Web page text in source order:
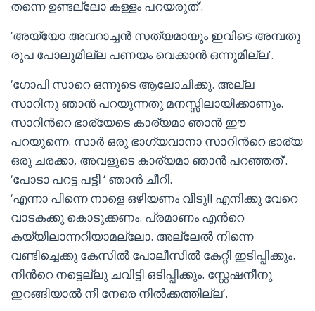
തന്നെ ഉണ്ടല്ലോ കള്ളം പറയരുത്’.
‘അയ്യോ അവറാച്ചന്‍ സത്യമായും ഇവിടെ അമ്പതു
രൂപ പോലുമില്ല പണയം വെക്കാന്‍ ഒന്നുമില്ല’.
‘ഗോപി സാറെ ഒന്നൂടെ ആലോചിക്കു. അല്ല
സാറിനു ഞാന്‍ പറയുന്നതു മനസ്സിലായിക്കാണും.
സാറിന്‍റെ ഭാര്യേടെ കാര്യമാ ഞാന്‍ ഈ
പറയുന്നെ. സാര്‍ ഒരു ഭാഗ്യവാനാ സാറിന്‍റെ ഭാര്യ
ഒരു ചരക്കാ, അവളുടെ കാര്യമാ ഞാന്‍ പറഞ്ഞത്’.
‘പോടാ പറട്ട പട്ടീ ‘ ഞാന്‍ ചീറി.
‘എന്നാ പിന്നെ നാളെ ഒഴിയണം വീടു!! എനിക്കു വേറെ
വാടകക്കു കൊടുക്കണം. പ്രമാണം എന്‍റെ
കയ്യിലാന്നറിയാമല്ലോ. അല്ലേല്‍ നിന്നെ
വണ്ടിച്ചെക്കു കേസില്‍ പോലീസില്‍ കേറ്റി ഇടിപ്പിക്കും.
നിന്‍റെ നട്ടെല്ലു ചവിട്ടി ഒടിപ്പിക്കും. സ്റ്റേഷനീനു
ഇറങ്ങിയാല്‍ നീ നേരെ നില്‍ക്കത്തില്ല’.